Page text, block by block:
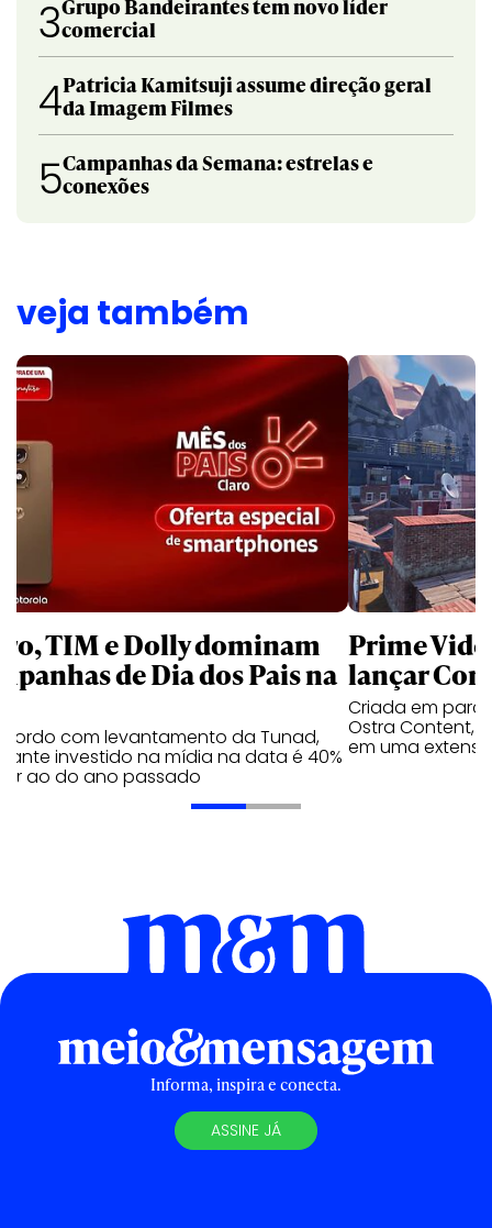
3Grupo Bandeirantes tem novo líder
comercial
4Patricia Kamitsuji assume direção geral
da Imagem Filmes
5Campanhas da Semana: estrelas e
conexões
veja também
TIM e Dolly dominam
de Dia dos Pais na
com levantamento da Tunad,
investido na mídia na data é 40%
ao do ano passado
Prime
lançar
Criada em
Ostra Content,
em uma
Informa, inspira e conecta.
ASSINE JÁ